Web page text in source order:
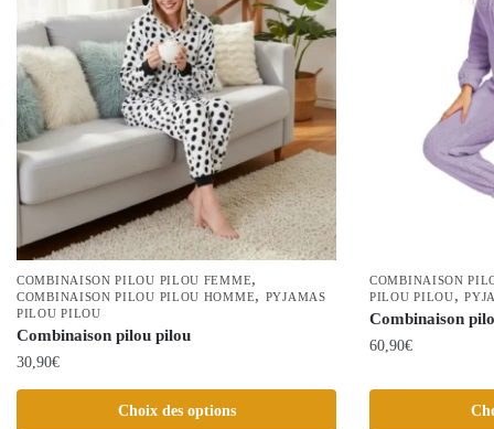
COMBINAISON PILOU PILOU FEMME,
COMBINAISON PILOU PILOU HOMME, PYJAMAS
PILOU PILOU
Combinaison pilou pilou
30,90€
Choix des options
COMBINAISON
PILOU PILOU,
Combinaison
60,90€